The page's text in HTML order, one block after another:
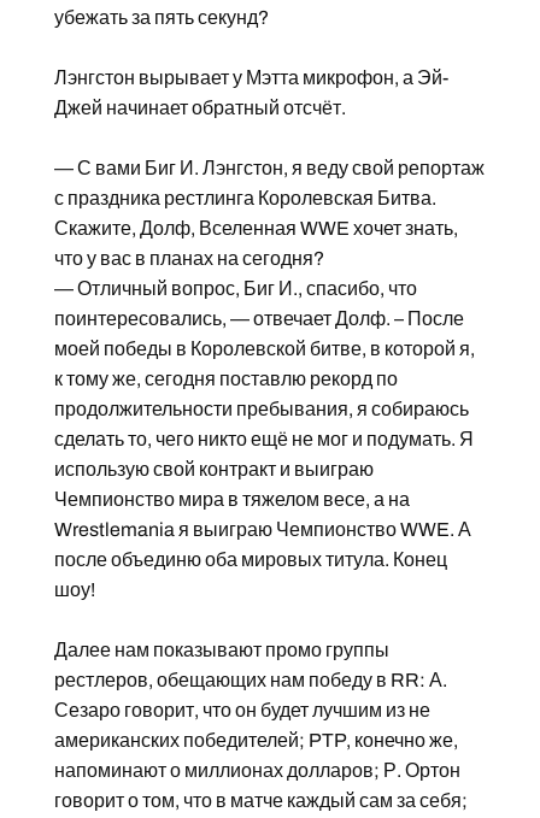
убежать за пять секунд?
Лэнгстон вырывает у Мэтта микрофон, а Эй-
Джей начинает обратный отсчёт.
— С вами Биг И. Лэнгстон, я веду свой репортаж
с праздника рестлинга Королевская Битва.
Скажите, Долф, Вселенная WWE хочет знать,
что у вас в планах на сегодня?
— Отличный вопрос, Биг И., спасибо, что
поинтересовались, — отвечает Долф. – После
моей победы в Королевской битве, в которой я,
к тому же, сегодня поставлю рекорд по
продолжительности пребывания, я собираюсь
сделать то, чего никто ещё не мог и подумать. Я
использую свой контракт и выиграю
Чемпионство мира в тяжелом весе, а на
Wrestlemania я выиграю Чемпионство WWE. А
после объединю оба мировых титула. Конец
шоу!
Далее нам показывают промо группы
рестлеров, обещающих нам победу в RR: А.
Сезаро говорит, что он будет лучшим из не
американских победителей; PTP, конечно же,
напоминают о миллионах долларов; Р. Ортон
говорит о том, что в матче каждый сам за себя;